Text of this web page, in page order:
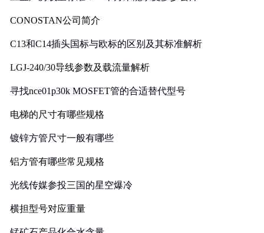
CONOSTAN公司简介
C13和C14插头国标与欧标的区别及其标准解析
LGJ-240/30导线参数及载流量解析
寻找nce01p30k MOSFET管的合适替代型号
电梯的尺寸有哪些规格
镀锌方管尺寸一般有哪些
铝方管有哪些常见规格
光线传媒参投三国的星空爆冷
横担型号对应重量